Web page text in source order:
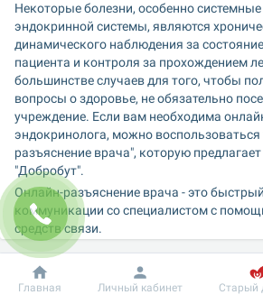
Некоторые болезни, особенно
эндокринной системы, являются
динамического наблюдения за
пациента и контроля за прохождением
большинстве случаев для того, чтобы
вопросы о здоровье, не обязательно
учреждение. Если вам необходима
эндокринолога, можно воспользоваться
разъяснение врача", которую
"Добробут".
Онлайн-разъяснение врача - это
коммуникации со специалистом с
средств связи.
Не выходя из дома или
получить разъяснения
Добробут Информация
Главная Личный кабинет Старый